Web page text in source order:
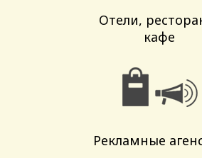
Отели,
кафе
Рекламные